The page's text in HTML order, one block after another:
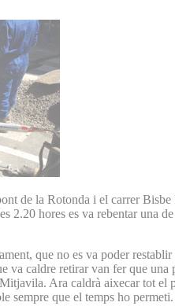
de la Rotonda i el carrer
hores es va rebentar una
que no es va poder
va caldre retirar van fer que
Ara caldrà aixecar tot el
sempre que el temps ho permeti.